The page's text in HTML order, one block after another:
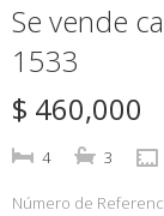
Se vende
1533
$ 460,000
4 3
Número de